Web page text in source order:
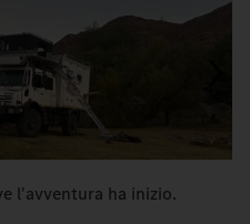
l'avventura ha inizio.